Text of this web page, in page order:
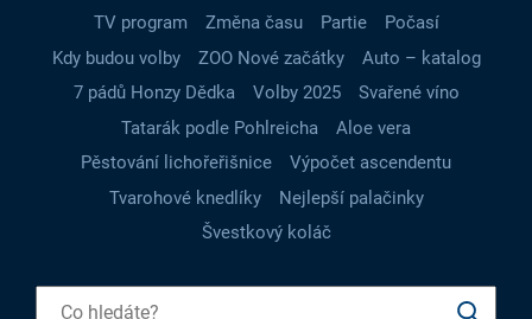
TV program
Změna času Partie
Počasí
Kdy budou volby
ZOO Nové začátky
Auto – katalog
7 pádů Honzy Dědka
Volby 2025
Svařené víno
Tatarák podle Pohlreicha
Aloe vera
Pěstování lichořeřišnice
Výpočet ascendentu
Tvarohové knedlíky
Nejlepší palačinky
Švestkový koláč